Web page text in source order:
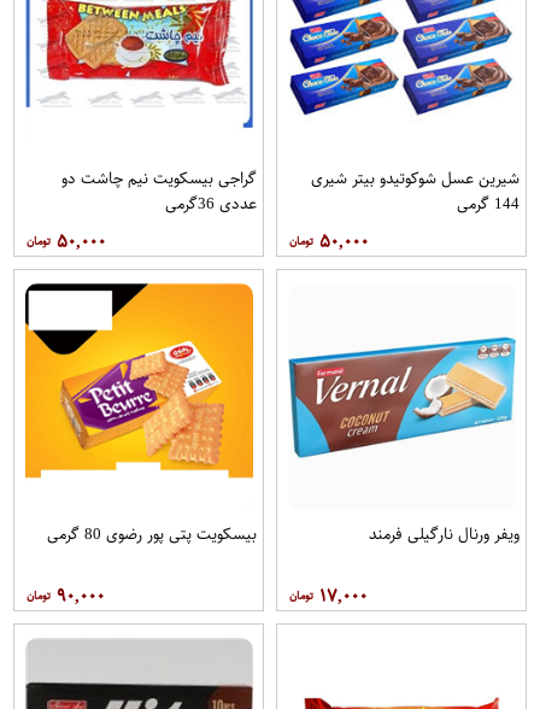
شیرین عسل شوکوتیدو بیتر شیری
144 گرمی
۵۰,۰۰۰
گراجی بیسکویت نیم چاشت دو
عددی 36گرمی
۵۰,۰۰۰
ویفر ورنال نارگیلی فرمند
۱۷,۰۰۰
بیسکویت پتی پور رضوی 80 گرمی
۹۰,۰۰۰